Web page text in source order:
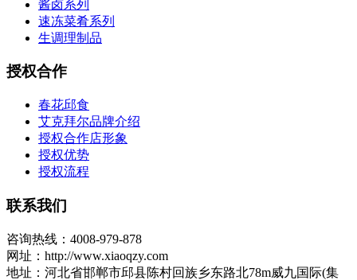
酱卤系列
速冻菜肴系列
生调理制品
授权合作
春花邱食
艾克拜尔品牌介绍
授权合作店形象
授权优势
授权流程
联系我们
咨询热线：4008-979-878
网址：http://www.xiaoqzy.com
地址：河北省邯郸市邱县陈村回族乡东路北78m威九国际(集